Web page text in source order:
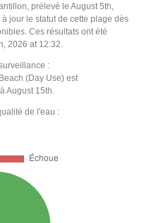
prélevé le August 5th,
jour le statut de cette plage dès
Ces résultats ont été
2026 at 12:32.
:
(Day Use) est
August 15th.
de l'eau :